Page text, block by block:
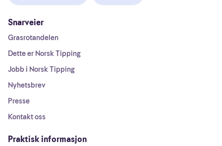
Snarveier
Grasrotandelen
Dette er Norsk Tipping
Jobb i Norsk Tipping
Nyhetsbrev
Presse
Kontakt oss
Praktisk informasjon